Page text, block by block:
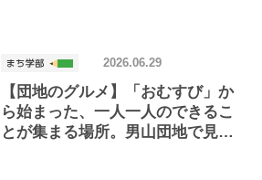
【団地のグルメ】「おむすび」か
ら始まった、一人一人のできるこ
とが集まる場所。男山団地で見つ
2026.06.29